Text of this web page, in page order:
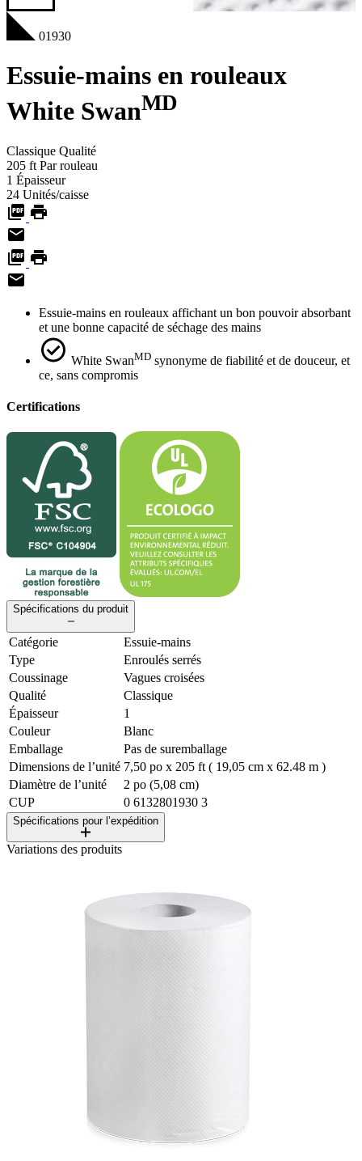
01930
Essuie-mains en rouleaux
White SwanMD
Classique Qualité
205 ft Par rouleau
1 Épaisseur
24 Unités/caisse
Essuie-mains en rouleaux affichant un bon pouvoir absorbant
et une bonne capacité de séchage des mains
White SwanMD synonyme de fiabilité et de douceur, et
ce, sans compromis
Certifications
Spécifications du produit
Catégorie
Essuie-mains
Type
Enroulés serrés
Coussinage
Vagues croisées
Qualité
Classique
Épaisseur
1
Couleur
Blanc
Emballage
Pas de suremballage
Dimensions de l’unité 7,50 po x 205 ft ( 19,05 cm x 62.48 m )
Diamètre de l’unité
2 po (5,08 cm)
CUP
0 6132801930 3
Spécifications pour l’expédition
Variations des produits